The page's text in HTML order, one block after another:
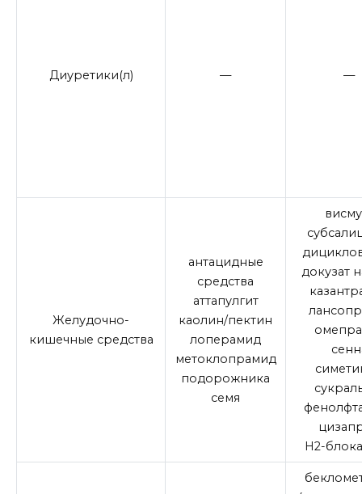
Диуретики(л) — —
Желудочно-
кишечные средства
антацидные
средства
аттапулгит
каолин/пектин
лоперамид
метоклопрамид
подорожника
семя
докузат
H2-